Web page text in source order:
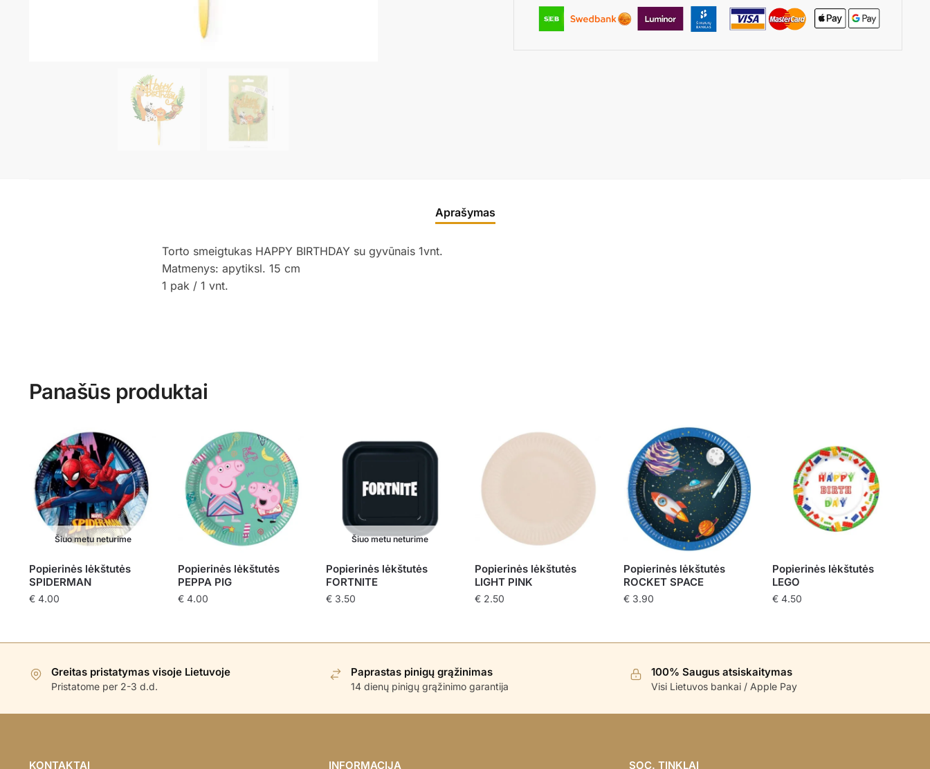
Aprašymas
Torto smeigtukas HAPPY BIRTHDAY su gyvūnais 1vnt.
Matmenys: apytiksl. 15 cm
1 pak / 1 vnt.
Panašūs produktai
Šiuo metu neturime
Popierinės lėkštutės
SPIDERMAN
€4.00
Popierinės lėkštutės
PEPPA PIG
€4.00
Šiuo metu neturime
Popierinės lėkštutės
FORTNITE
€ 3.50
Popierinės lėkštutės
LIGHT PINK
€ 2.50
Popierinės lėkštutės
ROCKET SPACE
€ 3.90
Popierinės lėkštutės
LEGO
€4.50
Greitas pristatymas visoje Lietuvoje
Pristatome per 2-3 d.d.
Paprastas pinigų grąžinimas
14 dienų pinigų grąžinimo garantija
100% Saugus atsiskaitymas
Visi Lietuvos bankai / Apple Pay
KONTAKTAI INFORMACIJA SOC. TINKLAI